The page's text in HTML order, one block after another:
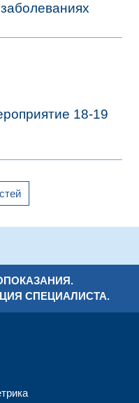
18-19
СПЕЦИАЛИСТА.